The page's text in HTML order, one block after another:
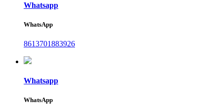
Whatsapp
WhatsApp
8613701883926
Whatsapp
WhatsApp